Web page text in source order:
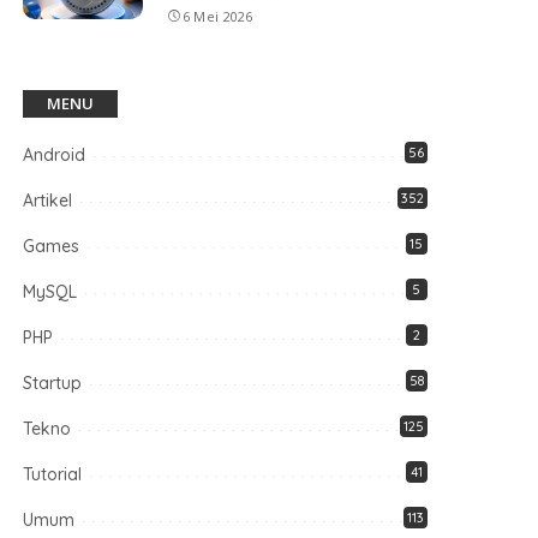
6 Mei 2026
MENU
Android 56
Artikel 352
Games 15
MySQL 5
PHP 2
Startup 58
Tekno 125
Tutorial 41
Umum 113